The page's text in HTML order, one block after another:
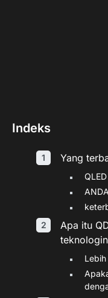
Indeks
Yang
QLED
ANDA
Apa itu